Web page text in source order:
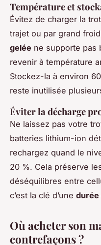
Température et
Évitez de charger la
trajet ou par grand
gelée ne supporte pas
revenir à température
Stockez-la à environ
reste inutilisée
Éviter la décharge
Ne laissez pas votre
batteries lithium-ion
rechargez quand le
20 %. Cela préserve
déséquilibres entre
c’est la clé d’une durée
Où acheter son
contrefaçons ?